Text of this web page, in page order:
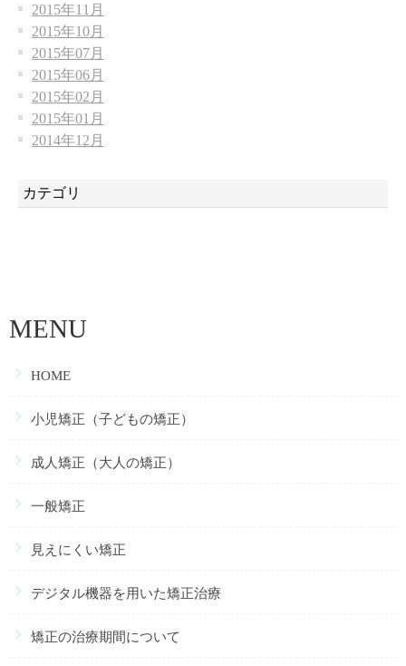
2015年11月
2015年10月
2015年07月
2015年06月
2015年02月
2015年01月
2014年12月
カテゴリ
MENU
HOME
小児矯正（子どもの矯正）
成人矯正（大人の矯正）
一般矯正
見えにくい矯正
デジタル機器を用いた矯正治療
矯正の治療期間について